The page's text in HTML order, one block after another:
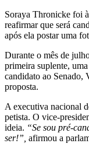
Soraya Thronicke foi
reafirmar que será
após ela postar uma
Durante o mês de
primeira suplente,
candidato ao Senado,
proposta.
A executiva nacional
petista. O vice-
ideia. “Se sou pré-
ser!”, afirmou a